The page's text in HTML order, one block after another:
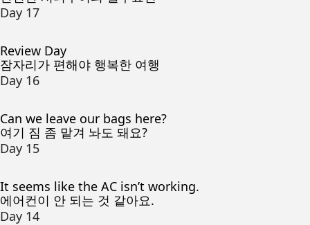
Day 17
Review Day
잠자리가 편해야 행복한 여행
Day 16
Can we leave our bags here?
여기 짐 좀 맡겨 놔도 돼요?
Day 15
It seems like the AC isn’t working.
에어컨이 안 되는 것 같아요.
Day 14